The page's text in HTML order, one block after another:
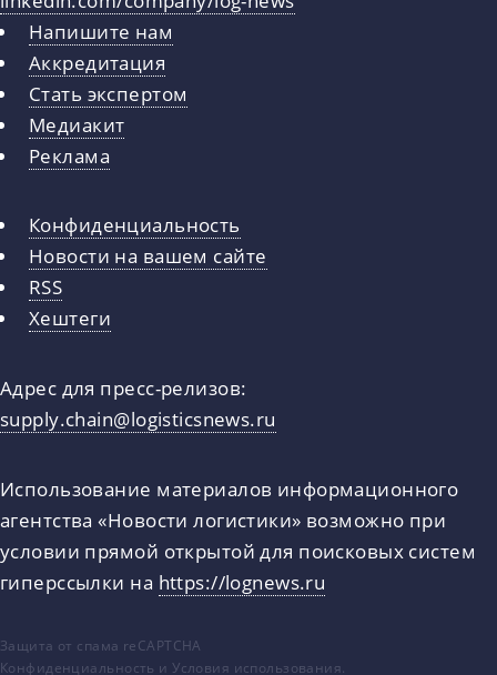
Напишите нам
Аккредитация
Стать экспертом
Медиакит
Реклама
Конфиденциальность
Новости на вашем сайте
RSS
Хештеги
Адрес для пресс-релизов:
supply.chain@logisticsnews.ru
Использование материалов информационного
агентства «Новости логистики» возможно при
условии прямой открытой для поисковых систем
гиперссылки на https://lognews.ru
Защита от спама reCAPTCHA
Конфиденциальность иУсловия использования.